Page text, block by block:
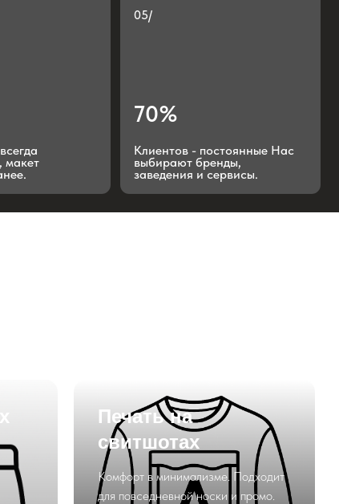
Клиентов - постоянные Нас
Печать на
свитшотах
Комфорт в минимализме. Подходит
для повседневной носки и промо.